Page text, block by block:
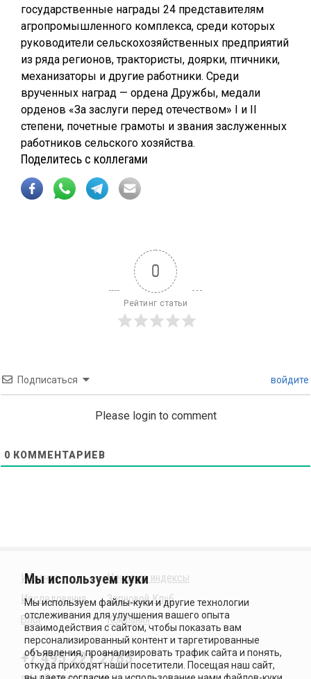
государственные награды 24 представителям
агропромышленного комплекса, среди которых
руководители сельскохозяйственных предприятий
из ряда регионов, трактористы, доярки, птичники,
механизаторы и другие работники. Среди
врученных наград — ордена Дружбы, медали
орденов «За заслуги перед отечеством» I и II
степени, почетные грамоты и звания заслуженных
работников сельского хозяйства.
Поделитесь с коллегами
0
Рейтинг статьи
Подписаться войдите
Please login to comment
0 КОММЕНТАРИЕВ
Издания
Исследования
Блог
Ценовые индексы
Зерновой Клуб
Компания
+7 495 221 2785